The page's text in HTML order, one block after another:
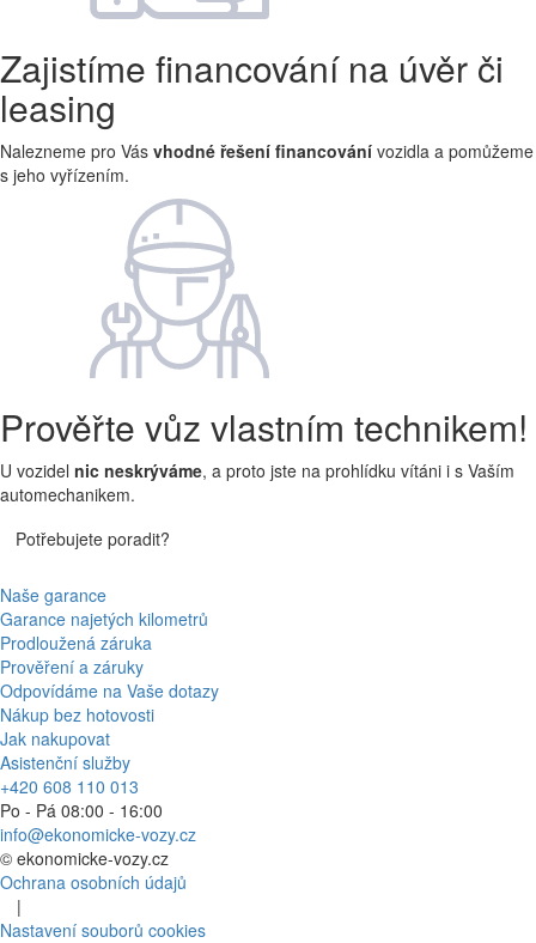
Zajistíme financování na úvěr či
leasing
Nalezneme pro Vás vhodné řešení financování vozidla a pomůžeme
s jeho vyřízením.
Prověřte vůz vlastním technikem!
U vozidel nic neskrýváme, a proto jste na prohlídku vítáni i s Vaším
automechanikem.
Potřebujete poradit?
Naše garance
Garance najetých kilometrů
Prodloužená záruka
Prověření a záruky
Odpovídáme na Vaše dotazy
Nákup bez hotovosti
Jak nakupovat
Asistenční služby
+420 608 110 013
Po - Pá 08:00 - 16:00
info@ekonomicke-vozy.cz
© ekonomicke-vozy.cz
Ochrana osobních údajů
|
Nastavení souborů cookies